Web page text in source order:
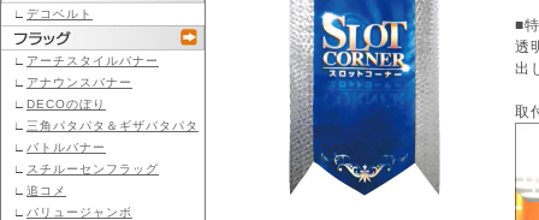
∟ デコベルト
∟ アーチスタイルバナー
∟ アナウンスバナー
∟ DECOのぼり
∟ 三角パタパタ＆ギザパタパタ
∟ バトルバナー
∟ スチルーセンフラッグ
∟ 追コメ
∟ バリュージャンボ
■
透
出
取